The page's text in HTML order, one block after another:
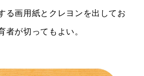
る画用紙とクレヨンを出してお
者が切ってもよい。